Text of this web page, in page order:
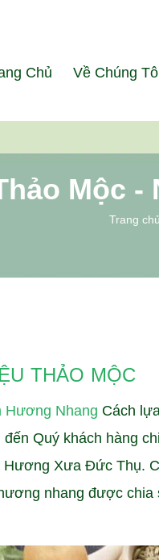
Chủ Về Chúng
Mộc
Trang chủ
THẢO MỘC
Hương Nhang Cách
Quý khách hàng
Hương Xưa Đức Thụ.
nhang được